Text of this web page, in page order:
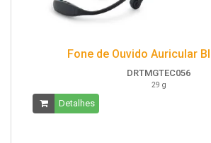
Fone de Ouvido Auricular
DRTMGTEC056
29 g
Detalhes